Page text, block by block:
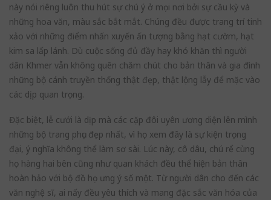
này nói riêng luôn thu hút sự chú ý ở mọi nơi bởi sự cầu kỳ và
những hoa văn, màu sắc bắt mắt. Chúng đều được trang trí tinh
xảo với những điểm nhấn xuyến ấn tượng bằng hạt cườm, hạt
kim sa lấp lánh. Dù cuộc sống đủ đầy hay khó khăn thì người
dân Khmer vẫn không quên chăm chút cho bản thân và gia đình
những bộ cánh truyền thống thật đẹp, thật lộng lẫy để mặc vào
các dịp quan trọng.
Đặc biệt, lễ cưới là dịp mà các cặp đôi uyên ương diện lên mình
những bộ trang phục đẹp nhất, vì họ xem đây là sự kiện trọng
đại, ý nghĩa không thể làm sơ sài. Lúc này, cô dâu, chú rể cùng
họ hàng hai bên cũng như quan khách đều thể hiện bản thân
hoàn hảo với bộ đồ họ ưng ý số một. Từ người dân cho đến các
văn nghệ sĩ, ai nấy đều yêu thích và mang đặc sắc văn hóa của